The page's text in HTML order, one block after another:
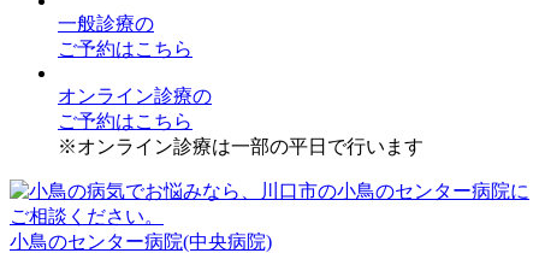
一般診療の
ご予約はこちら
オンライン診療の
ご予約はこちら
※オンライン診療は一部の平日で行います
小鳥のセンター病院(中央病院)